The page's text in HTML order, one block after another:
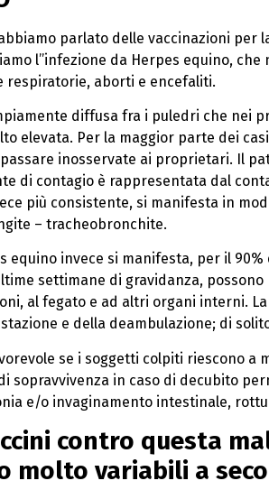
parlato delle vaccinazioni per
l’’infezione da Herpes equino,
respiratorie, aborti e encefaliti.
diffusa fra i puledri che nei
elevata. Per la maggior parte dei
inosservate ai proprietari. Il
di contagio è rappresentata dal
più consistente, si manifesta in
– tracheobronchite.
equino invece si manifesta, per il
settimane di gravidanza,
al fegato e ad altri organi interni.
e della deambulazione; di
se i soggetti colpiti riescono
sopravvivenza in caso di decubito
e/o invaginamento intestinale,
contro questa
molto variabili a